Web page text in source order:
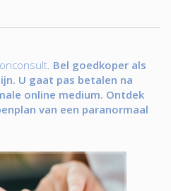
Bel goedkoper als
U gaat pas betalen na
online medium. Ontdek
van een paranormaal